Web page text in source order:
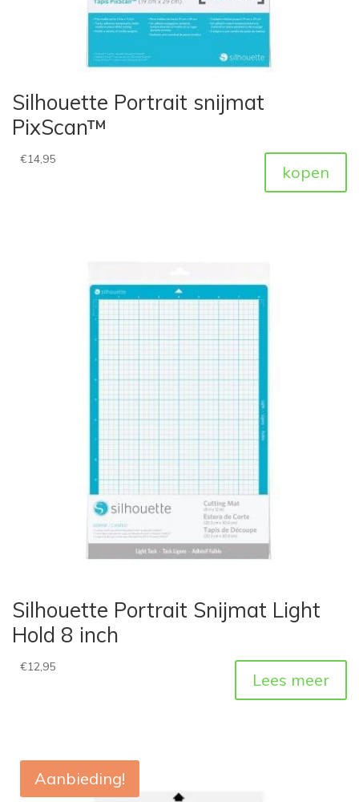
Silhouette Portrait snijmat
PixScan™
€14,95
kopen
Silhouette Portrait Snijmat Light
Hold 8 inch
€12,95
Lees meer
Aanbieding!